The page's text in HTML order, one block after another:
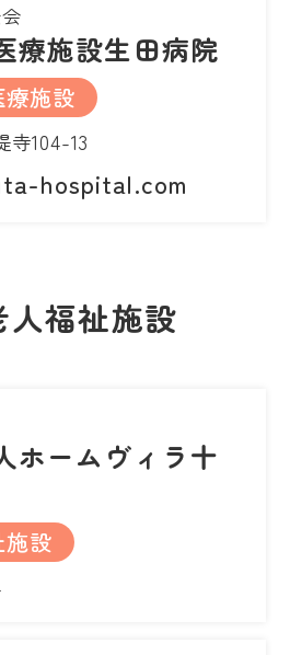
療施設生田病院
施設
104-13
hospital.com
人福祉施設
ホームヴィラ十
設